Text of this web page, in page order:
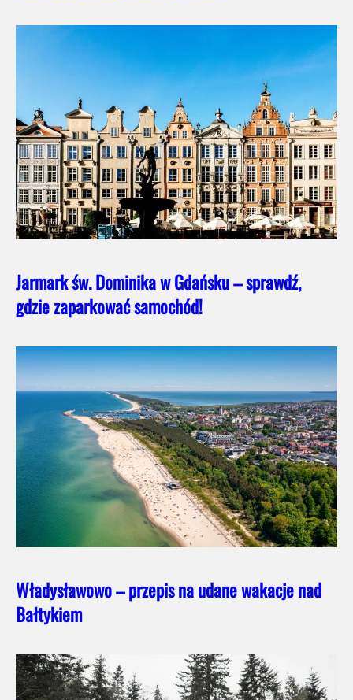
Jarmark św. Dominika w Gdańsku – sprawdź,
gdzie zaparkować samochód!
Władysławowo – przepis na udane wakacje nad
Bałtykiem